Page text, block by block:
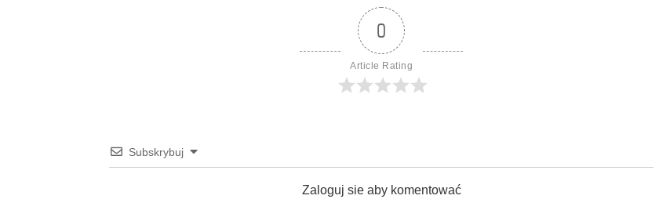
0
Article Rating
Subskrybuj
Zaloguj sie aby komentować